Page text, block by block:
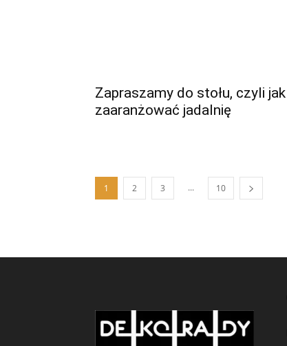
Zapraszamy do stołu, czyli jak
zaaranżować jadalnię
1 2 3 ... 10